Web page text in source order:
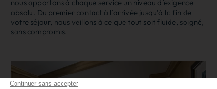
nous apportons à chaque service un niveau d’exigence
absolu. Du premier contact à l’arrivée jusqu’à la fin de
votre séjour, nous veillons à ce que tout soit fluide, soigné,
sans compromis.